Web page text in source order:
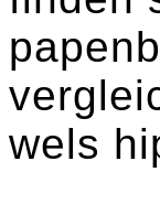
wels